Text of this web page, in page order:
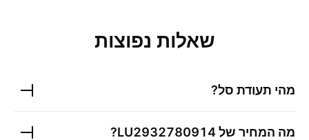
שאלות נפוצות
מהי תעודת סל?
מה המחיר שלLU2932780914
?